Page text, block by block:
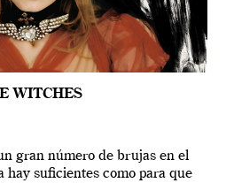
WITCHES
gran número de brujas en el
hay suficientes como para que